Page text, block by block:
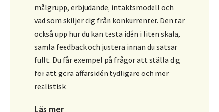
i avdragsgill och ej avdragsgill del. Du får
konkreta kontoförslag och vägledning i hur
du håller ordning på underlagen.
Läs mer